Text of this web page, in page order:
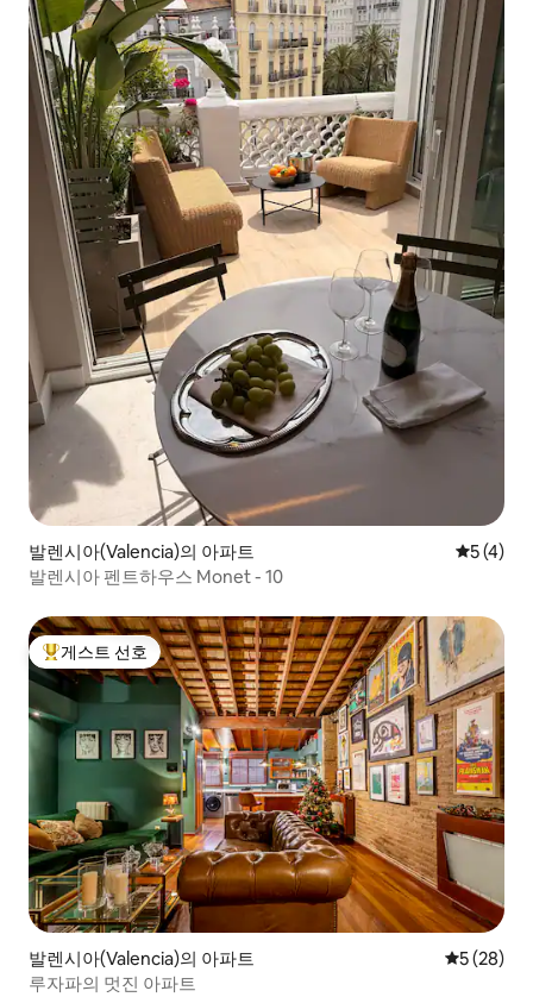
발렌시아(Valencia)의 아파트 평점 5점
5 (4)
발렌시아 펜트하우스 Monet - 10
상위 게스트 선호
게스트 선호
발렌시아(Valencia)의 아파트 평점 5점(5
5 (28)
루자파의 멋진 아파트